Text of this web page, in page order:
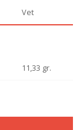
Vet
11,33 gr.